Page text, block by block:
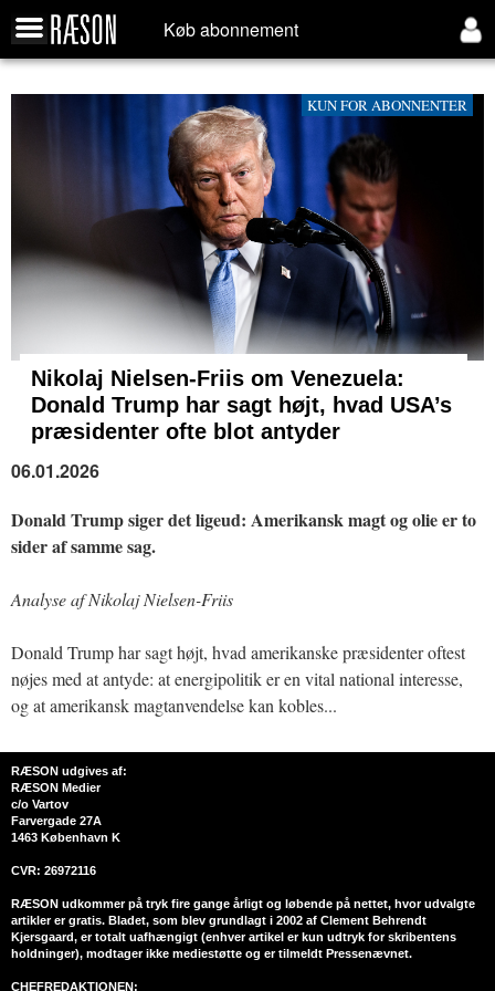
Køb abonnement
KUN FOR ABONNENTER
Nikolaj Nielsen-Friis om Venezuela:
Donald Trump har sagt højt, hvad USA’s
præsidenter ofte blot antyder
06.01.2026
Donald Trump siger det ligeud: Amerikansk magt og olie er to
sider af samme sag.
Analyse af Nikolaj Nielsen-Friis
Donald Trump har sagt højt, hvad amerikanske præsidenter oftest
nøjes med at antyde: at energipolitik er en vital national interesse,
og at amerikansk magtanvendelse kan kobles...
RÆSON udgives af:
RÆSON Medier
c/o Vartov
Farvergade 27A
1463 København K
CVR: 26972116
RÆSON udkommer på tryk fire gange årligt og løbende på nettet, hvor udvalgte
artikler er gratis. Bladet, som blev grundlagt i 2002 af Clement Behrendt
Kjersgaard, er totalt uafhængigt (enhver artikel er kun udtryk for skribentens
holdninger), modtager ikke mediestøtte og er tilmeldt Pressenævnet.
CHEFREDAKTIONEN: